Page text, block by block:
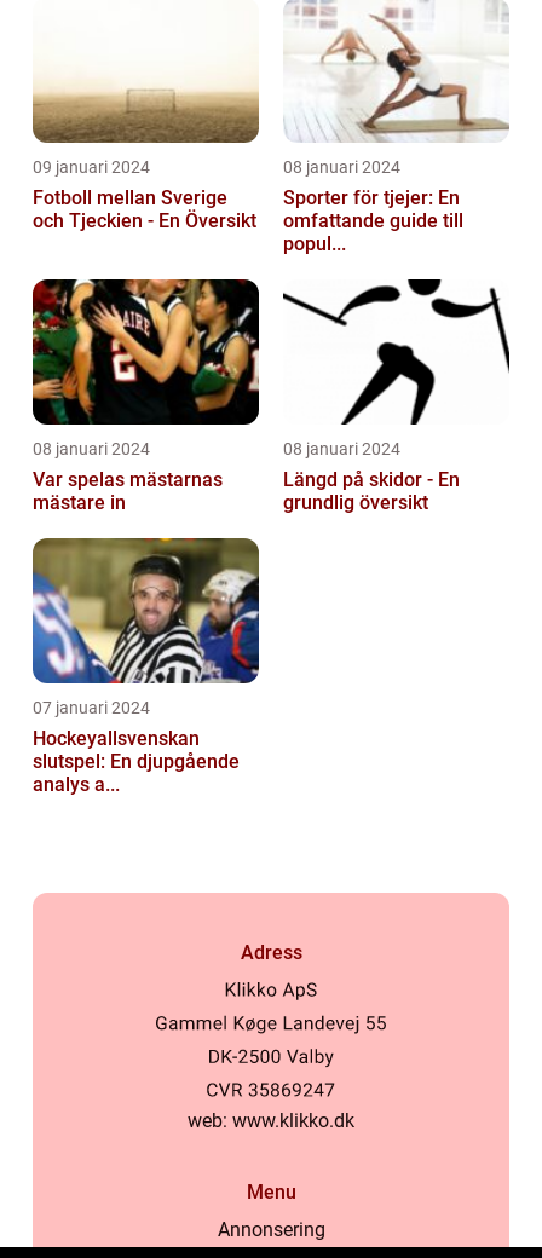
09 januari 2024
Fotboll mellan Sverige
och Tjeckien - En Översikt
08 januari 2024
Sporter för tjejer: En
omfattande guide till
popul...
08 januari 2024
Var spelas mästarnas
mästare in
08 januari 2024
Längd på skidor - En
grundlig översikt
07 januari 2024
Hockeyallsvenskan
slutspel: En djupgående
analys a...
Adress
web: www.klikko.dk
Menu
Annonsering